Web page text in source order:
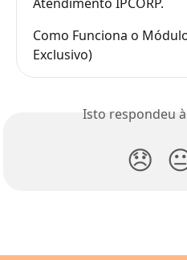
Como Funciona o
Exclusivo)
Isto respondeu
😞